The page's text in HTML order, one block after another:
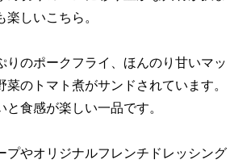
しいこちら。
りのポークフライ、ほんのり甘いマッ
菜のトマト煮がサンドされています。
と食感が楽しい一品です。
プやオリジナルフレンチドレッシング